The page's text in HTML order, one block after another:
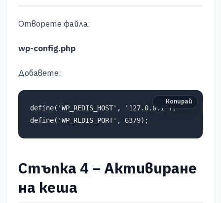
Отворете файла:
wp-config.php
Добавете:
define('WP_REDIS_HOST', '127.0.0.1');
define('WP_REDIS_PORT', 6379);
Копирай
Стъпка 4 – Активиране
на кеша